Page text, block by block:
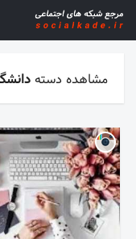
مشاهده دسته